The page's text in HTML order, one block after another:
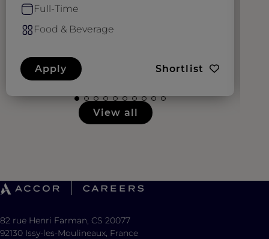
Full-Time
Food & Beverage
Apply Shortlist
View all
82 rue Henri Farman, CS 20077
92130 Issy-les-Moulineaux, France